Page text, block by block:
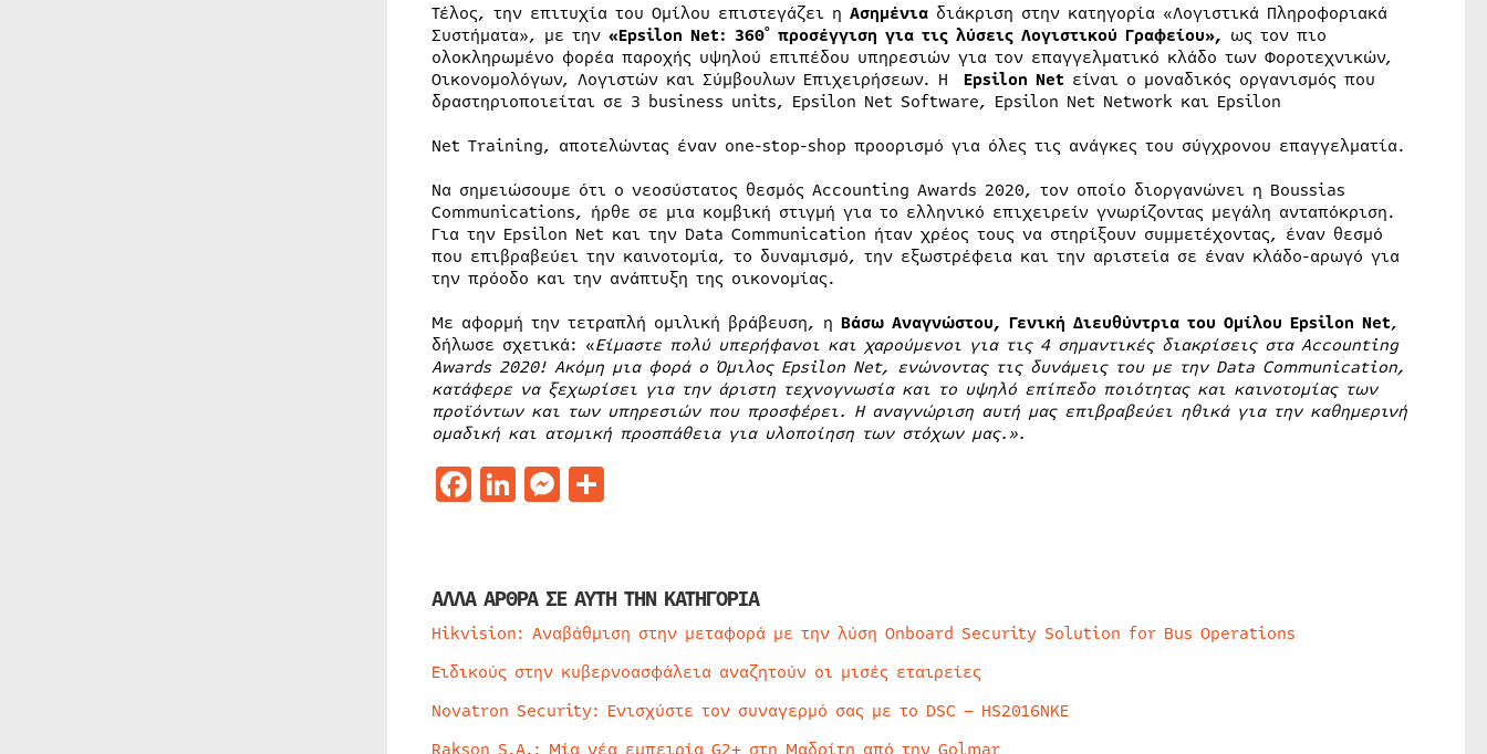
Τέλος, την επιτυχία του Ομίλου επιστεγάζει η Ασημένιαδιάκριση στην κατηγορία «Λογιστικά Πληροφοριακά
Συστήματα», με την«Epsilon Net: 360˚ προσέγγιση για τις λύσεις Λογιστικού Γραφείου», ως τον πιο
ολοκληρωμένο φορέα παροχής υψηλού επιπέδου υπηρεσιών για τον επαγγελματικό κλάδο των Φοροτεχνικών,
Οικονομολόγων, Λογιστών και Σύμβουλων Επιχειρήσεων. Η Epsilon Net είναι ο μοναδικός οργανισμός που
δραστηριοποιείται σε 3 business units, Epsilon Net Software, Epsilon Net Network και Epsilon
Net Training, αποτελώντας έναν one-stop-shop προορισμό για όλες τις ανάγκες του σύγχρονου επαγγελματία.
Να σημειώσουμε ότι ο νεοσύστατος θεσμός Accounting Awards 2020, τον οποίο διοργανώνει η Boussias
Communications, ήρθε σε μια κομβική στιγμή για το ελληνικό επιχειρείν γνωρίζοντας μεγάλη ανταπόκριση.
Για την Epsilon Net και την Data Communication ήταν χρέος τους να στηρίξουν συμμετέχοντας, έναν θεσμό
που επιβραβεύει την καινοτομία, το δυναμισμό, την εξωστρέφεια και την αριστεία σε έναν κλάδο-αρωγό για
την πρόοδο και την ανάπτυξη της οικονομίας.
Με αφορμή την τετραπλή ομιλική βράβευση, η Βάσω Αναγνώστου, Γενική Διευθύντρια του Ομίλου Epsilon Net,
δήλωσε σχετικά: «Είμαστε πολύ υπερήφανοι και χαρούμενοι για τις 4 σημαντικές διακρίσεις στα Accounting
Awards 2020! Ακόμη μια φορά ο Όμιλος Epsilon Net, ενώνοντας τις δυνάμεις του με την Data Communication,
κατάφερε να ξεχωρίσει για την άριστη τεχνογνωσία και το υψηλό επίπεδο ποιότητας και καινοτομίας των
προϊόντων και των υπηρεσιών που προσφέρει. Η αναγνώριση αυτή μας επιβραβεύει ηθικά για την καθημερινή
ομαδική και ατομική προσπάθεια για υλοποίηση των στόχων μας.».
Facebook
LinkedIn
Messenger
Μοιραστείτε
ΑΛΛΑ ΑΡΘΡΑ ΣΕ ΑΥΤΗ ΤΗΝ ΚΑΤΗΓΟΡΙΑ
Hikvision: Αναβάθμιση στην μεταφορά με την λύση Onboard Security Solution for Bus Operations
Ειδικούς στην κυβερνοασφάλεια αναζητούν οι μισές εταιρείες
Novatron Security: Ενισχύστε τον συναγερμό σας με το DSC – HS2016NKE